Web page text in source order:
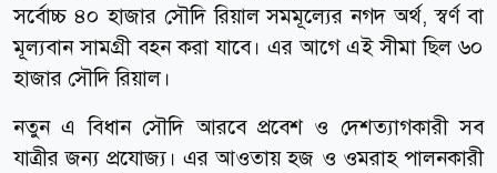
সর্বোচ্চ ৪০ হাজার সৌদি রিয়াল সমমূল্যের নগদ অর্থ, স্বর্ণ বা
মূল্যবান সামগ্রী বহন করা যাবে। এর আগে এই সীমা ছিল ৬০
হাজার সৌদি রিয়াল।
নতুন এ বিধান সৌদি আরবে প্রবেশ ও দেশত্যাগকারী সব
যাত্রীর জন্য প্রযোজ্য। এর আওতায় হজ ও ওমরাহ পালনকারী